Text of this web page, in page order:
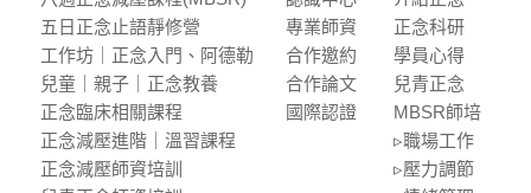
五⽇正念⽌語靜修營
⼯作坊｜正念入門、阿德勒
兒童｜親⼦｜正念教養
正念臨床相關課程
正念減壓進階｜溫習課程
正念減壓師資培訓
專業師資
合作邀約
合作論⽂
國際認證
正念科研
學員⼼得
兒青正念
MBSR師培
▹職場⼯作
▹壓⼒調節